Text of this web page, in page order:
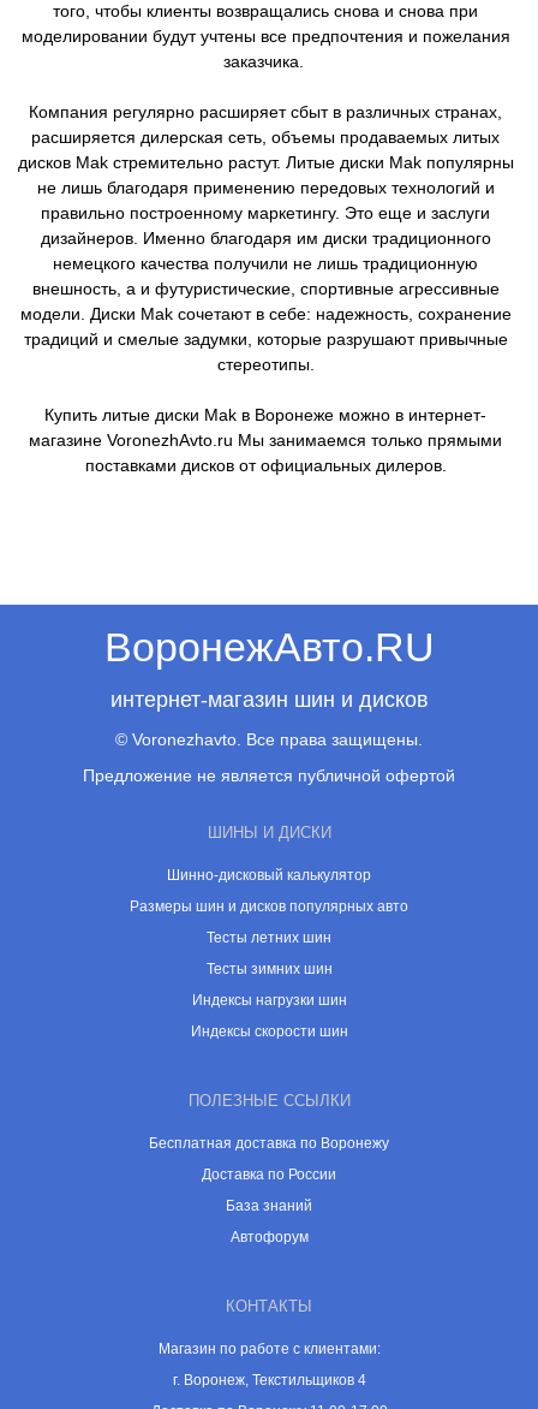
того, чтобы клиенты возвращались снова и снова при
моделировании будут учтены все предпочтения и пожелания
заказчика.
Компания регулярно расширяет сбыт в различных странах,
расширяется дилерская сеть, объемы продаваемых литых
дисков Mak стремительно растут. Литые диски Mak популярны
не лишь благодаря применению передовых технологий и
правильно построенному маркетингу. Это еще и заслуги
дизайнеров. Именно благодаря им диски традиционного
немецкого качества получили не лишь традиционную
внешность, а и футуристические, спортивные агрессивные
модели. Диски Mak сочетают в себе: надежность, сохранение
традиций и смелые задумки, которые разрушают привычные
стереотипы.
Купить литые диски Mak в Воронеже можно в интернет-
магазине VoronezhAvto.ru Мы занимаемся только прямыми
поставками дисков от официальных дилеров.
ВоронежАвто.RU
интернет-магазин шин и дисков
© Voronezhavto. Все права защищены.
Предложение не является публичной офертой
ШИНЫ И ДИСКИ
Шинно-дисковый калькулятор
Размеры шин и дисков популярных авто
Тесты летних шин
Тесты зимних шин
Индексы нагрузки шин
Индексы скорости шин
ПОЛЕЗНЫЕ ССЫЛКИ
Бесплатная доставка по Воронежу
Доставка по России
База знаний
Автофорум
КОНТАКТЫ
Магазин по работе с клиентами:
г. Воронеж, Текстильщиков 4